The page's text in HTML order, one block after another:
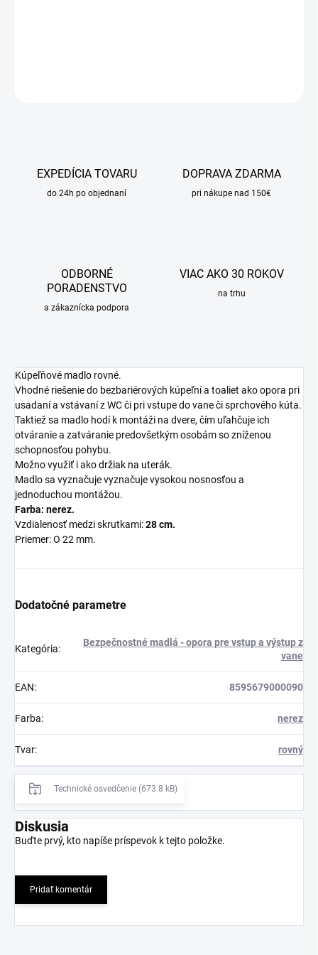
EXPEDÍCIA TOVARU
do 24h po objednaní
DOPRAVA ZDARMA
pri nákupe nad 150€
ODBORNÉ
PORADENSTVO
a zákaznícka podpora
VIAC AKO 30 ROKOV
na trhu
Kúpeľňové madlo rovné.
Vhodné riešenie do bezbariérových kúpeľní a toaliet ako opora pri
usadaní a vstávaní z WC či pri vstupe do vane či sprchového kúta.
Taktiež sa madlo hodí k montáži na dvere, čím uľahčuje ich
otváranie a zatváranie predovšetkým osobám so zníženou
schopnosťou pohybu.
Možno využiť i akodržiak na uterák.
Madlo sa vyznačuje vyznačuje vysokou nosnosťou a
jednoduchou montážou.
Farba: nerez.
Vzdialenosť medzi skrutkami:28 cm.
Priemer: O 22 mm.
Dodatočné parametre
Kategória:
Bezpečnostné madlá - opora pre vstup a výstup z
vane
EAN: 8595679000090
Farba: nerez
Tvar: rovný
Technické osvedčenie (673.8 kB)
Diskusia
Buďte prvý, kto napíše príspevok k tejto položke.
Pridať komentár